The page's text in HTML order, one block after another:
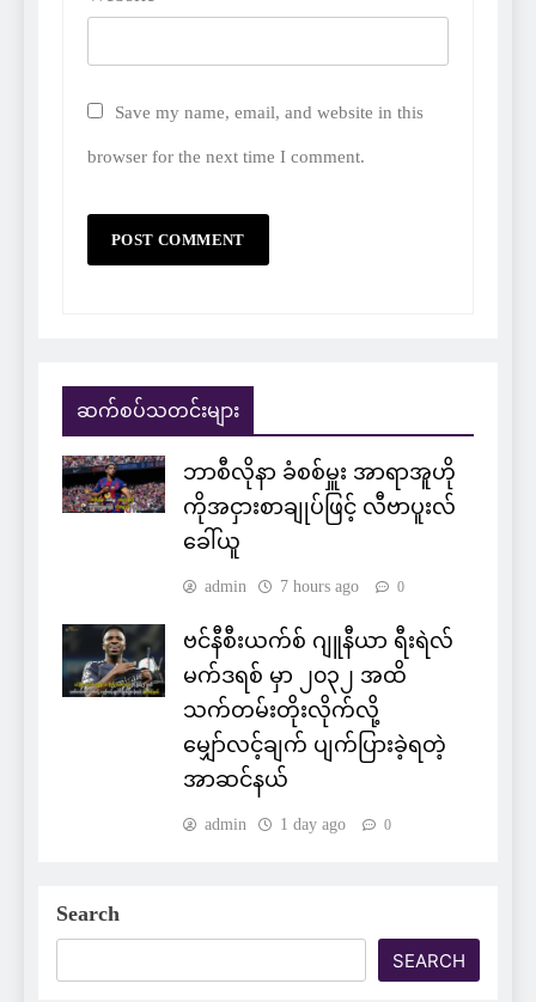
Save my name, email, and website in this
browser for the next time I comment.
ဆက်စပ်သတင်းများ
ဘာစီလိုနာ ခံစစ်မှူး အာရာအူဟို
ကိုအငှားစာချုပ်ဖြင့် လီဗာပူးလ်
ခေါ်ယူ
admin 7 hours ago 0
ဗင်နီစီးယက်စ် ဂျူနီယာ ရီးရဲလ်
မက်ဒရစ် မှာ ၂၀၃၂ အထိ
သက်တမ်းတိုးလိုက်လို့
မျှော်လင့်ချက် ပျက်ပြားခဲ့ရတဲ့
အာဆင်နယ်
admin 1 day ago 0
Search
SEARCH